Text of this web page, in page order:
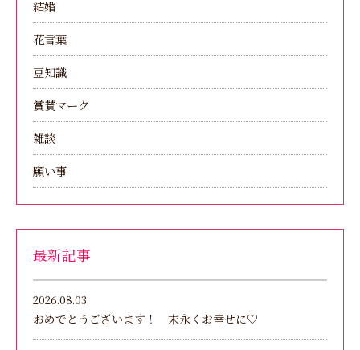
結婚
花言葉
豆知識
賞賛マーク
雑談
願い事
最新記事
2026.08.03
おめでとうございます！ 末永くお幸せに♡